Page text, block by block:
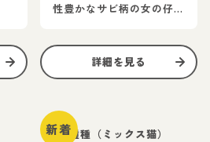
性豊かなサビ柄の女の仔
詳細を見る
新着雑種（ミックス猫）